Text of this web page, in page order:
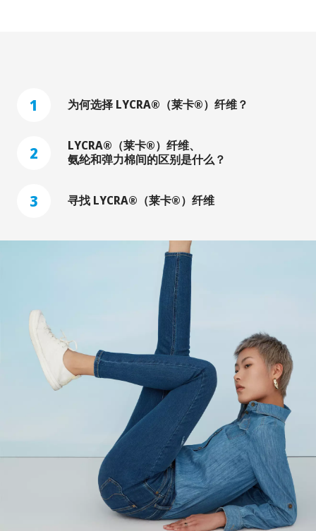
1 为何选择 LYCRA®（莱卡®）纤维？
2
LYCRA®（莱卡®）纤维、
氨纶和弹力棉间的区别是什么？
3 寻找 LYCRA®（莱卡®）纤维